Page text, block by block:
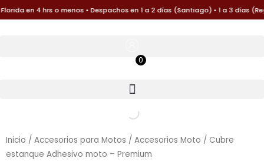
Ir
al
en 4 hrs o menos • Despachos en 1 a 2 días (Santiago) • 1 a 3 días
0
Inicio / Accesorios para Motos / Accesorios Moto / Cubre
estanque Adhesivo moto – Premium